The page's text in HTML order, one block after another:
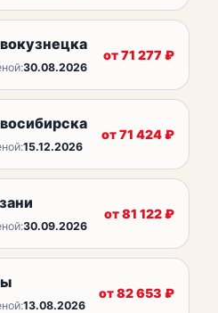
30.08.2026
от71 277 ₽
15.12.2026
от71 424₽
30.09.2026
от81 122₽
13.08.2026
от82 653 ₽